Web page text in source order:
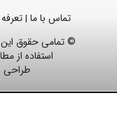
تماس با ما |
© تمامی حقوق
استفاده از
طراحی